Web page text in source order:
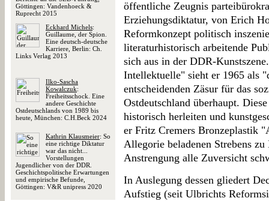
Göttingen: Vandenhoeck &
Ruprecht 2015
Eckhard Michels:
Guillaume, der Spion.
Eine deutsch-deutsche
Karriere, Berlin: Ch.
Links Verlag 2013
Ilko-Sascha
Kowalczuk:
Freiheitsschock. Eine
andere Geschichte
Ostdeutschlands von 1989 bis
heute, München: C.H.Beck 2024
Kathrin Klausmeier: So
eine richtige Diktatur
war das nicht...
Vorstellungen
Jugendlicher von der DDR.
Geschichtspolitische Erwartungen
und empirische Befunde,
Göttingen: V&R unipress 2020
öffentliche Zeugnis
Erziehungsdiktatur, von Erich
Reformkonzept politisch
literaturhistorisch arbeitende
sich aus in der DDR-
Intellektuelle" sieht er 1965 als
entscheidenden Zäsur für das
Ostdeutschland überhaupt.
historisch herleiten und
er Fritz Cremers Bronzeplastik
Allegorie beladenen Strebens
Anstrengung alle Zuversicht
In Auslegung dessen gliedert
Aufstieg (seit Ulbrichts